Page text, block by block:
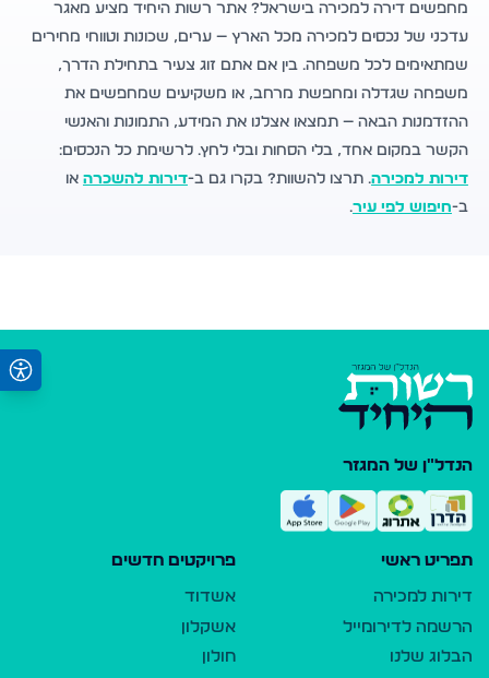
מחפשים דירה למכירה בישראל? אתר רשות היחיד מציע מאגר
עדכני של נכסים למכירה מכל הארץ — ערים, שכונות וטווחי מחירים
שמתאימים לכל משפחה. בין אם אתם זוג צעיר בתחילת הדרך,
משפחה שגדלה ומחפשת מרחב, או משקיעים שמחפשים את
ההזדמנות הבאה — תמצאו אצלנו את המידע, התמונות והאנשי
הקשר במקום אחד, בלי הסחות ובלי לחץ. לרשימת כל הנכסים:
דירות למכירה. תרצו להשוות? בקרו גם ב-דירות להשכרה או
ב-חיפוש לפי עיר.
הנדל"ן של המגזר
תפריט ראשי
דירות למכירה
הרשמה לדירומייל
הבלוג שלנו
פרויקטים חדשים
אשדוד
אשקלון
חולון